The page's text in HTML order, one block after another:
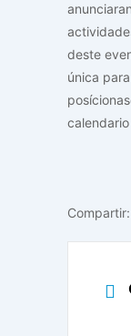
deste
única
Compartir: